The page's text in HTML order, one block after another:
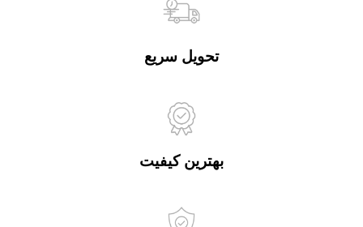
تحویل سریع
بهترین کیفیت